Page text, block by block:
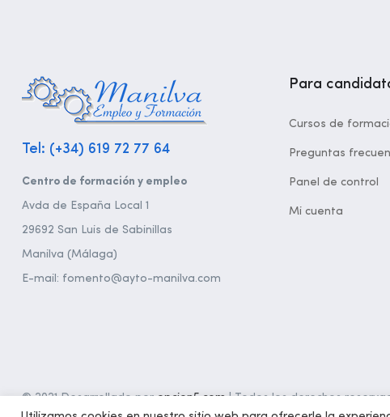
Tel: (+34) 619 72 77 64
Centro de formación y empleo
Avda de España Local 1
29692 San Luis de Sabinillas
Manilva (Málaga)
E-mail: fomento@ayto-manilva.com
Para
Cursos de
Preguntas
Panel de control
Mi cuenta
© 2021 Desarrollado poropcion5.com| Todos los derechos